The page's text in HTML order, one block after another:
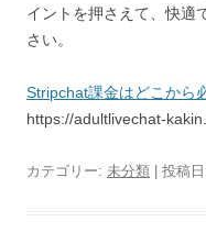
イントを押さえて、快適
さい。
Stripchat課金はどこから
https://adultlivechat-
カテゴリー: 未分類 | 投稿